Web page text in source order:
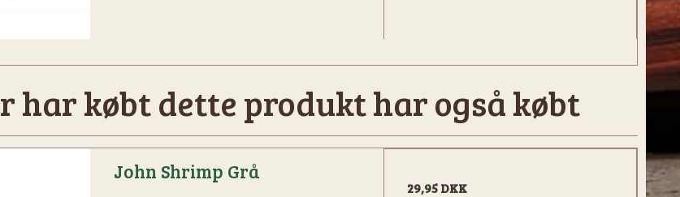
har købt dette produkt har også købt
John Shrimp Grå
29,95 DKK